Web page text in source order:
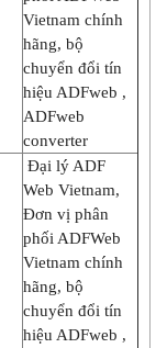
Vietnam chính
hãng, bộ
chuyển đổi tín
hiệu ADFweb ,
ADFweb
converter
Đại lý ADF
Web Vietnam,
Đơn vị phân
phối ADFWeb
Vietnam chính
hãng, bộ
chuyển đổi tín
hiệu ADFweb ,